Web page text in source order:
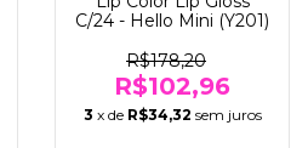
C/24 - Hello Mini (Y201)
R$178,20
R$102,96
3 x de R$34,32 sem juros